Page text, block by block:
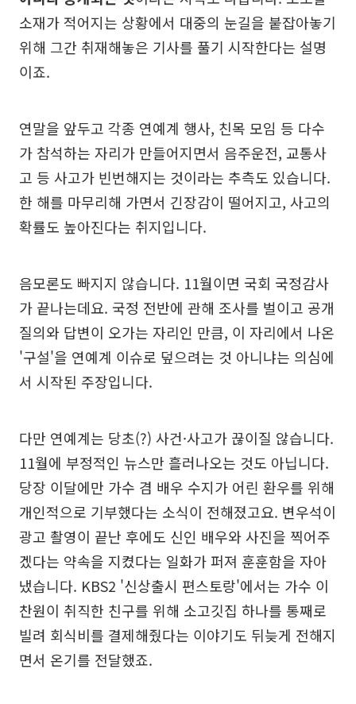
소재가 적어지는 상황에서 대중의 눈길을 붙잡아놓기
위해 그간 취재해놓은 기사를 풀기 시작한다는 설명
이죠.
연말을 앞두고 각종 연예계 행사, 친목 모임 등 다수
가 참석하는 자리가 만들어지면서 음주운전, 교통사
고 등 사고가 빈번해지는 것이라는 추측도 있습니다.
한 해를 마무리해 가면서 긴장감이 떨어지고, 사고의
확률도 높아진다는 취지입니다.
음모론도 빠지지 않습니다. 11월이면 국회 국정감사
가 끝나는데요. 국정 전반에 관해 조사를 벌이고 공개
질의와 답변이 오가는 자리인 만큼, 이 자리에서 나온
'구설'을 연예계 이슈로 덮으려는 것 아니냐는 의심에
서 시작된 주장입니다.
다만 연예계는 당초(?) 사건·사고가 끊이질 않습니다.
11월에 부정적인 뉴스만 흘러나오는 것도 아닙니다.
당장 이달에만 가수 겸 배우 수지가 어린 환우를 위해
개인적으로 기부했다는 소식이 전해졌고요. 변우석이
광고 촬영이 끝난 후에도 신인 배우와 사진을 찍어주
겠다는 약속을 지켰다는 일화가 퍼져 훈훈함을 자아
냈습니다. KBS2 '신상출시 편스토랑'에서는 가수 이
찬원이 취직한 친구를 위해 소고깃집 하나를 통째로
빌려 회식비를 결제해줬다는 이야기도 뒤늦게 전해지
면서 온기를 전달했죠.